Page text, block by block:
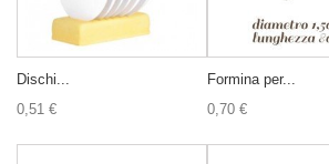
Dischi...
0,51 €
Formina per...
0,70 €